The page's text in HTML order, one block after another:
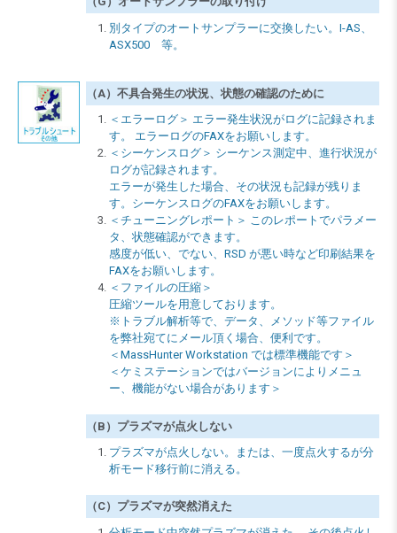
別タイプのオートサンプラーに交換したい。I-AS、
ASX500 等。
（A）不具合発生の状況、状態の確認のために
＜エラーログ＞ エラー発生状況がログに記録されま
す。 エラーログのFAXをお願いします。
＜シーケンスログ＞ シーケンス測定中、進行状況が
ログが記録されます。
エラーが発生した場合、その状況も記録が残りま
す。シーケンスログのFAXをお願いします。
＜チューニングレポート＞ このレポートでパラメー
タ、状態確認ができます。
感度が低い、でない、RSD が悪い時など印刷結果を
FAXをお願いします。
＜ファイルの圧縮＞
圧縮ツールを用意しております。
※トラブル解析等で、データ、メソッド等ファイル
を弊社宛てにメール頂く場合、便利です。
＜MassHunter Workstation では標準機能です＞
＜ケミステーションではバージョンによりメニュ
ー、機能がない場合があります＞
（B）プラズマが点火しない
プラズマが点火しない。または、一度点火するが分
析モード移行前に消える。
（C）プラズマが突然消えた